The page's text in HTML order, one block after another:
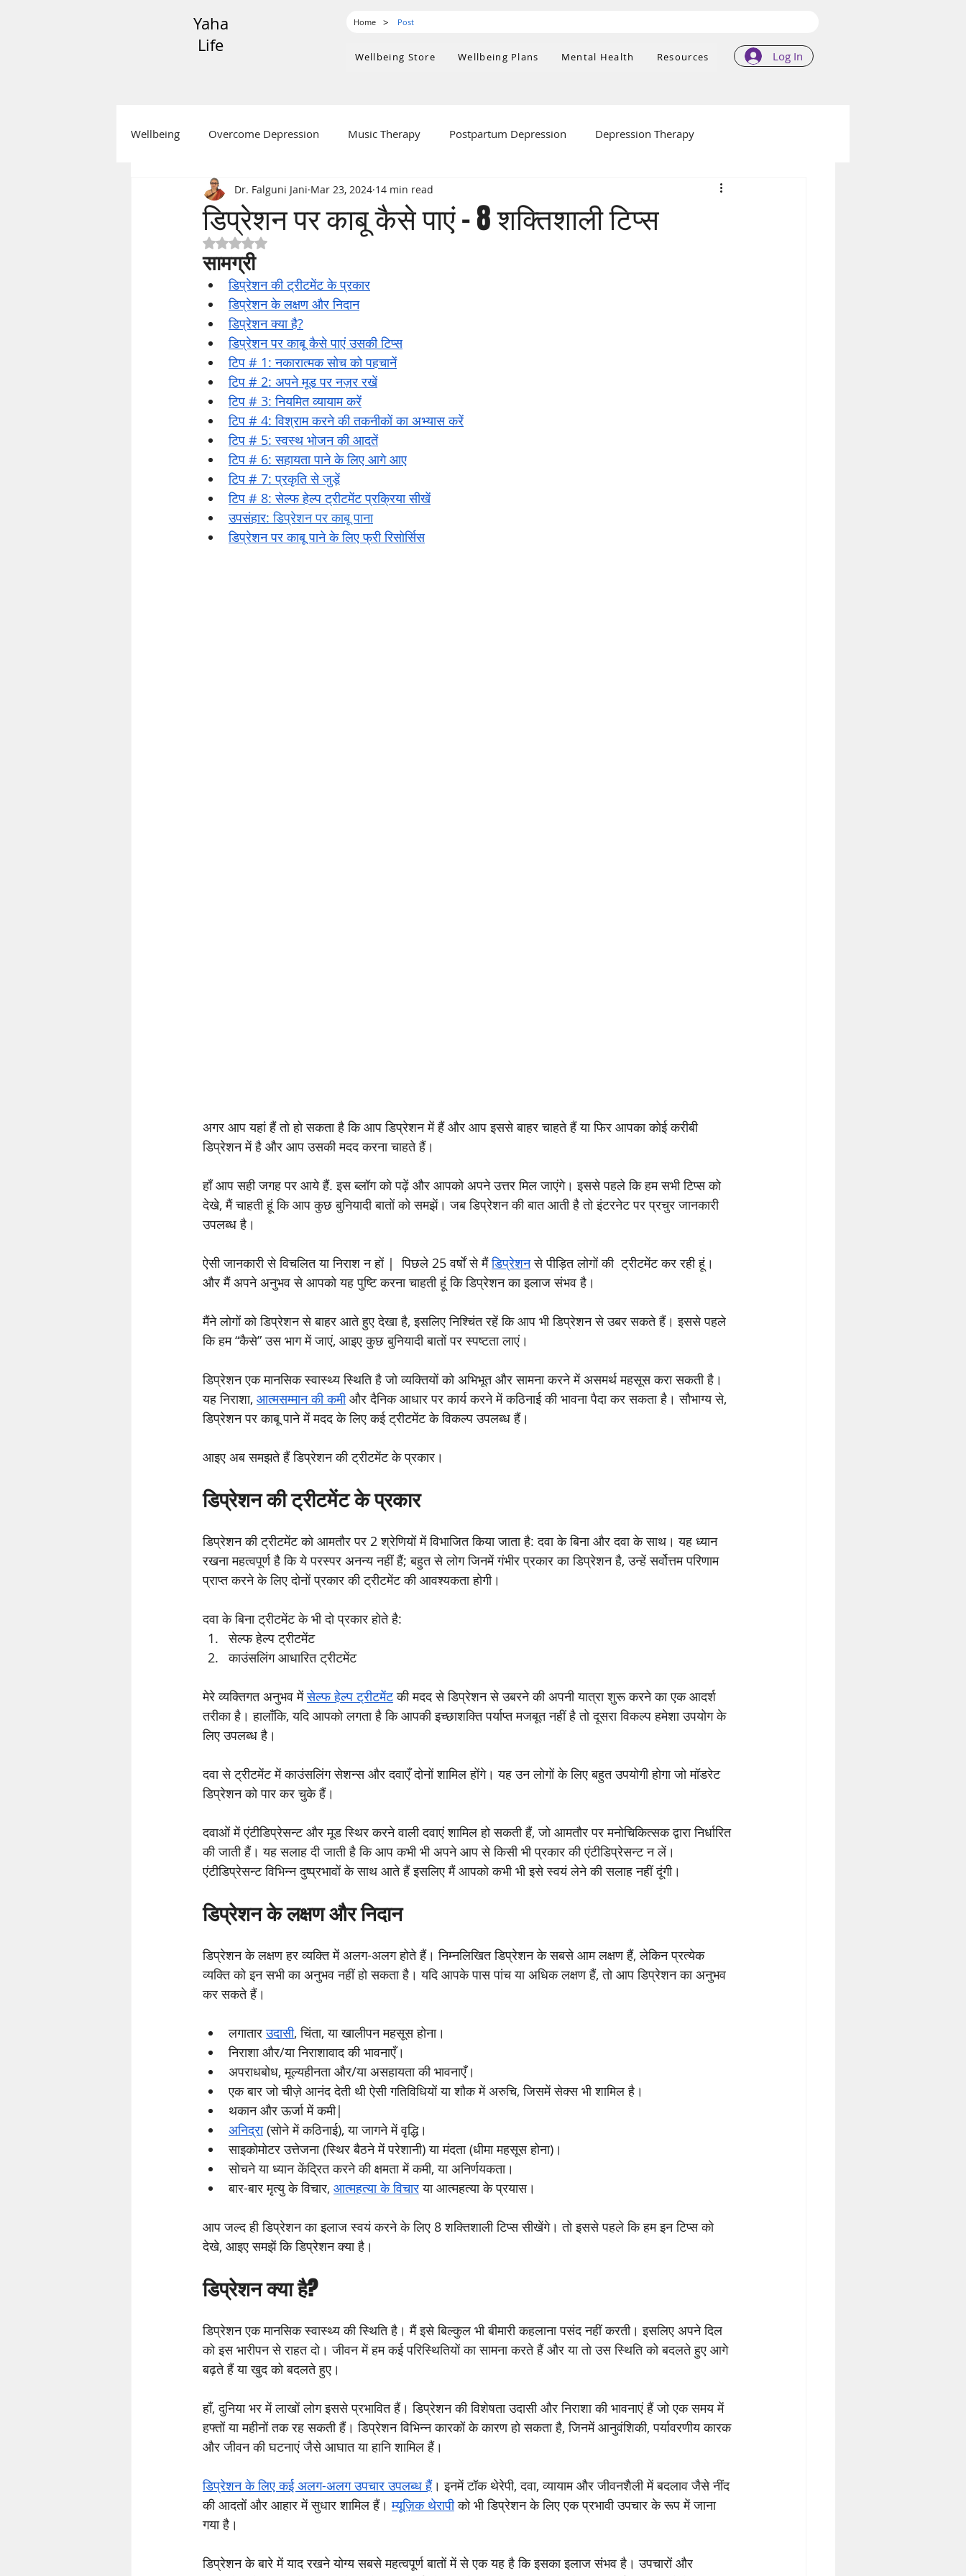
Yaha
Life
Home > Post
Wellbeing Store Wellbeing Plans Mental Health Resources Log In
Wellbeing Overcome Depression Music Therapy Postpartum Depression Depression Therapy
Festive Messages Mental Health
डिप्रेशन पर काबू कैसे पाएं - 8 शक्तिशाली टिप्स
Dr. Falguni Jani Mar 23, 2024 14 min read
Rated NaN out of 5 stars.
सामग्री
डिप्रेशन की ट्रीटमेंट के प्रकार
डिप्रेशन के लक्षण और निदान
डिप्रेशन क्या है?
डिप्रेशन पर काबू कैसे पाएं उसकी टिप्स
टिप # 1: नकारात्मक सोच को पहचानें
टिप # 2: अपने मूड पर नज़र रखें
टिप # 3: नियमित व्यायाम करें
टिप # 4: विश्राम करने की तकनीकों का अभ्यास करें
टिप # 5: स्वस्थ भोजन की आदतें
टिप # 6: सहायता पाने के लिए आगे आए
टिप # 7: प्रकृति से जुड़ें
टिप # 8: सेल्फ हेल्प ट्रीटमेंट प्रक्रिया सीखें
उपसंहार: डिप्रेशन पर काबू पाना
डिप्रेशन पर काबू पाने के लिए फ्री रिसोर्सिस
अगर आप यहां हैं तो हो सकता है कि आप डिप्रेशन में हैं और आप इससे बाहर चाहते हैं या फिर आपका कोई करीबी
डिप्रेशन में है और आप उसकी मदद करना चाहते हैं।
हाँ आप सही जगह पर आये हैं. इस ब्लॉग को पढ़ें और आपको अपने उत्तर मिल जाएंगे। इससे पहले कि हम सभी टिप्स को
देखे, मैं चाहती हूं कि आप कुछ बुनियादी बातों को समझें। जब डिप्रेशन की बात आती है तो इंटरनेट पर प्रचुर जानकारी
उपलब्ध है।
ऐसी जानकारी से विचलित या निराश न हों |  पिछले 25 वर्षों से मैं डिप्रेशन से पीड़ित लोगों की  ट्रीटमेंट कर रही हूं।
और मैं अपने अनुभव से आपको यह पुष्टि करना चाहती हूं कि डिप्रेशन का इलाज संभव है।
मैंने लोगों को डिप्रेशन से बाहर आते हुए देखा है, इसलिए निश्चिंत रहें कि आप भी डिप्रेशन से उबर सकते हैं। इससे पहले
कि हम “कैसे” उस भाग में जाएं, आइए कुछ बुनियादी बातों पर स्पष्टता लाएं।
डिप्रेशन एक मानसिक स्वास्थ्य स्थिति है जो व्यक्तियों को अभिभूत और सामना करने में असमर्थ महसूस करा सकती है।
यह निराशा, आत्मसम्मान की कमी और दैनिक आधार पर कार्य करने में कठिनाई की भावना पैदा कर सकता है। सौभाग्य से,
डिप्रेशन पर काबू पाने में मदद के लिए कई ट्रीटमेंट के विकल्प उपलब्ध हैं।
आइए अब समझते हैं डिप्रेशन की ट्रीटमेंट के प्रकार।
डिप्रेशन की ट्रीटमेंट के प्रकार
डिप्रेशन की ट्रीटमेंट को आमतौर पर 2 श्रेणियों में विभाजित किया जाता है: दवा के बिना और दवा के साथ। यह ध्यान
रखना महत्वपूर्ण है कि ये परस्पर अनन्य नहीं हैं; बहुत से लोग जिनमें गंभीर प्रकार का डिप्रेशन है, उन्हें सर्वोत्तम परिणाम
प्राप्त करने के लिए दोनों प्रकार की ट्रीटमेंट की आवश्यकता होगी।
दवा के बिना ट्रीटमेंट के भी दो प्रकार होते है:
सेल्फ हेल्प ट्रीटमेंट
काउंसलिंग आधारित ट्रीटमेंट
मेरे व्यक्तिगत अनुभव में सेल्फ हेल्प ट्रीटमेंट की मदद से डिप्रेशन से उबरने की अपनी यात्रा शुरू करने का एक आदर्श
तरीका है। हालाँकि, यदि आपको लगता है कि आपकी इच्छाशक्ति पर्याप्त मजबूत नहीं है तो दूसरा विकल्प हमेशा उपयोग के
लिए उपलब्ध है।
दवा से ट्रीटमेंट में काउंसलिंग सेशन्स और दवाएँ दोनों शामिल होंगे। यह उन लोगों के लिए बहुत उपयोगी होगा जो मॉडरेट
डिप्रेशन को पार कर चुके हैं।
दवाओं में एंटीडिप्रेसन्ट और मूड स्थिर करने वाली दवाएं शामिल हो सकती हैं, जो आमतौर पर मनोचिकित्सक द्वारा निर्धारित
की जाती हैं। यह सलाह दी जाती है कि आप कभी भी अपने आप से किसी भी प्रकार की एंटीडिप्रेसन्ट न लें।
एंटीडिप्रेसन्ट विभिन्न दुष्प्रभावों के साथ आते हैं इसलिए मैं आपको कभी भी इसे स्वयं लेने की सलाह नहीं दूंगी।
डिप्रेशन के लक्षण और निदान
डिप्रेशन के लक्षण हर व्यक्ति में अलग-अलग होते हैं। निम्नलिखित डिप्रेशन के सबसे आम लक्षण हैं, लेकिन प्रत्येक
व्यक्ति को इन सभी का अनुभव नहीं हो सकता है। यदि आपके पास पांच या अधिक लक्षण हैं, तो आप डिप्रेशन का अनुभव
कर सकते हैं।
लगातार उदासी, चिंता, या खालीपन महसूस होना।
निराशा और/या निराशावाद की भावनाएँ।
अपराधबोध, मूल्यहीनता और/या असहायता की भावनाएँ।
एक बार जो चीज़े आनंद देती थी ऐसी गतिविधियों या शौक में अरुचि, जिसमें सेक्स भी शामिल है।
थकान और ऊर्जा में कमी|
अनिद्रा (सोने में कठिनाई), या जागने में वृद्धि।
साइकोमोटर उत्तेजना (स्थिर बैठने में परेशानी) या मंदता (धीमा महसूस होना)।
सोचने या ध्यान केंद्रित करने की क्षमता में कमी, या अनिर्णयकता।
बार-बार मृत्यु के विचार, आत्महत्या के विचार या आत्महत्या के प्रयास।
आप जल्द ही डिप्रेशन का इलाज स्वयं करने के लिए 8 शक्तिशाली टिप्स सीखेंगे। तो इससे पहले कि हम इन टिप्स को
देखे, आइए समझें कि डिप्रेशन क्या है।
डिप्रेशन क्या है?
डिप्रेशन एक मानसिक स्वास्थ्य की स्थिति है। मैं इसे बिल्कुल भी बीमारी कहलाना पसंद नहीं करती। इसलिए अपने दिल
को इस भारीपन से राहत दो। जीवन में हम कई परिस्थितियों का सामना करते हैं और या तो उस स्थिति को बदलते हुए आगे
बढ़ते हैं या खुद को बदलते हुए।
हाँ, दुनिया भर में लाखों लोग इससे प्रभावित हैं। डिप्रेशन की विशेषता उदासी और निराशा की भावनाएं हैं जो एक समय में
हफ्तों या महीनों तक रह सकती हैं। डिप्रेशन विभिन्न कारकों के कारण हो सकता है, जिनमें आनुवंशिकी, पर्यावरणीय कारक
और जीवन की घटनाएं जैसे आघात या हानि शामिल हैं।
डिप्रेशन के लिए कई अलग-अलग उपचार उपलब्ध हैं। इनमें टॉक थेरेपी, दवा, व्यायाम और जीवनशैली में बदलाव जैसे नींद
की आदतों और आहार में सुधार शामिल हैं। म्यूज़िक थेरापी को भी डिप्रेशन के लिए एक प्रभावी उपचार के रूप में जाना
गया है।
डिप्रेशन के बारे में याद रखने योग्य सबसे महत्वपूर्ण बातों में से एक यह है कि इसका इलाज संभव है। उपचारों और